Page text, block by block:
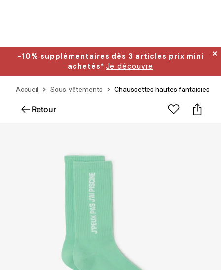
-10% supplémentaires dès 3 articles prix mini
achetés* Je découvre
✕
Accueil Sous-vêtements Chaussettes hautes fantaisies
Retour